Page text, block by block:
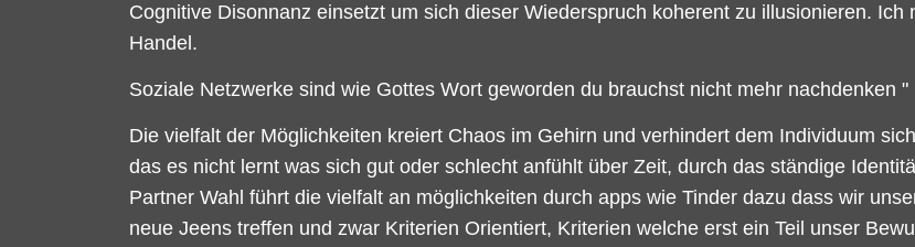
Cognitive Disonnanz einsetzt um sich dieser Wiederspruch koherent zu illusionieren.
Handel.
Soziale Netzwerke sind wie Gottes Wort geworden du brauchst nicht mehr nachdenken
Die vielfalt der Möglichkeiten kreiert Chaos im Gehirn und verhindert dem Individuum
das es nicht lernt was sich gut oder schlecht anfühlt über Zeit, durch das ständige
Partner Wahl führt die vielfalt an möglichkeiten durch apps wie Tinder dazu dass wir
neue Jeens treffen und zwar Kriterien Orientiert, Kriterien welche erst ein Teil unser